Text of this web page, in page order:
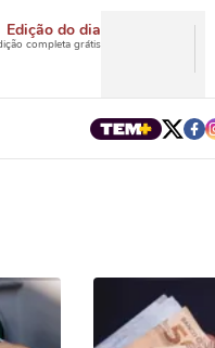
Edição do dia
completa grátis